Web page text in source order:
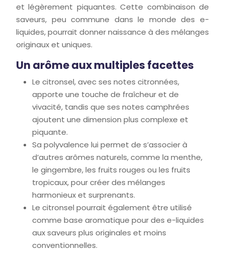
et légèrement piquantes. Cette combinaison de
saveurs, peu commune dans le monde des e-
liquides, pourrait donner naissance à des mélanges
originaux et uniques.
Un arôme aux multiples facettes
Le citronsel, avec ses notes citronnées,
apporte une touche de fraîcheur et de
vivacité, tandis que ses notes camphrées
ajoutent une dimension plus complexe et
piquante.
Sa polyvalence lui permet de s’associer à
d’autres arômes naturels, comme la menthe,
le gingembre, les fruits rouges ou les fruits
tropicaux, pour créer des mélanges
harmonieux et surprenants.
Le citronsel pourrait également être utilisé
comme base aromatique pour des e-liquides
aux saveurs plus originales et moins
conventionnelles.